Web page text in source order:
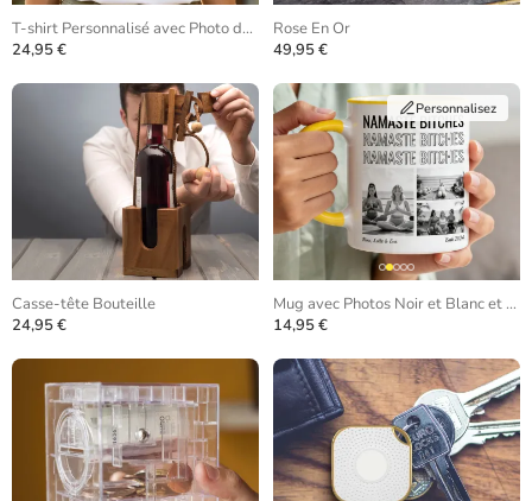
T-shirt Personnalisé avec Photo dans les Lettres
24,95 €
Rose En Or
49,95 €
Casse-tête Bouteille
24,95 €
Personnalisez
Mug avec Photos Noir et Blanc et Texte Répété
14,95 €